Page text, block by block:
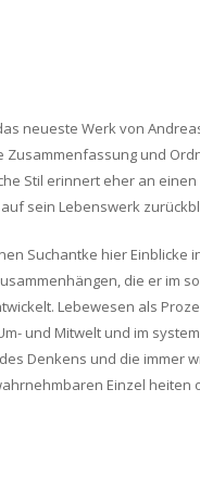
neueste Werk von
und
Stil erinnert eher an
sein Lebenswerk
Suchantke hier
die er im
Lebewesen als
und Mitwelt und im
Denkens und die immer
Einzel